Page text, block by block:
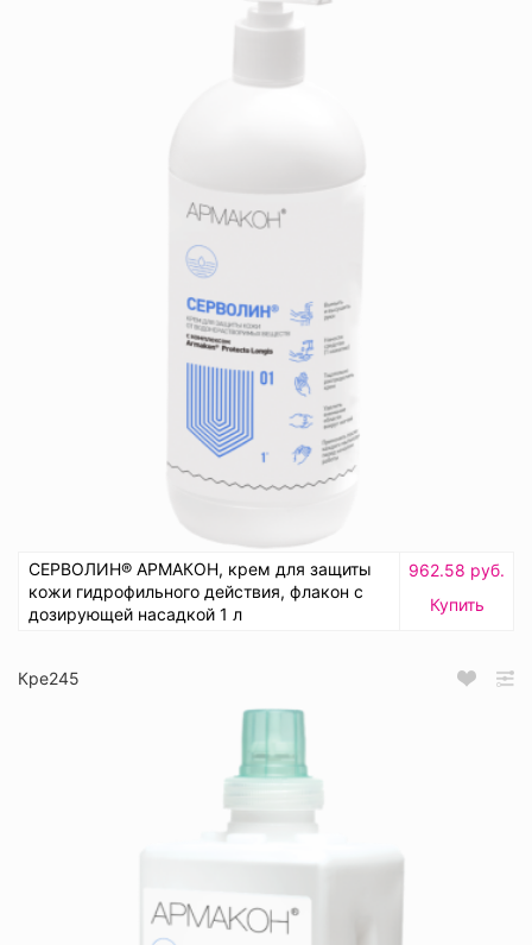
СЕРВОЛИН® АРМАКОН, крем для защиты
кожи гидрофильного действия, флакон с
дозирующей насадкой 1 л
962.58 руб.
Купить
Кре245